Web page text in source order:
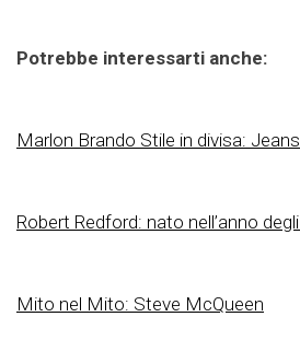
Potrebbe interessarti anche:
Marlon Brando Stile in divisa:
Robert Redford: nato nell’anno
Mito nel Mito: Steve McQueen